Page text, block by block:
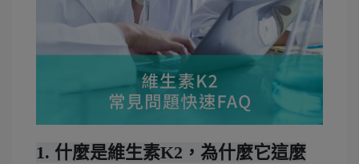
1. 什麼是維生素K2，為什麼它這麼